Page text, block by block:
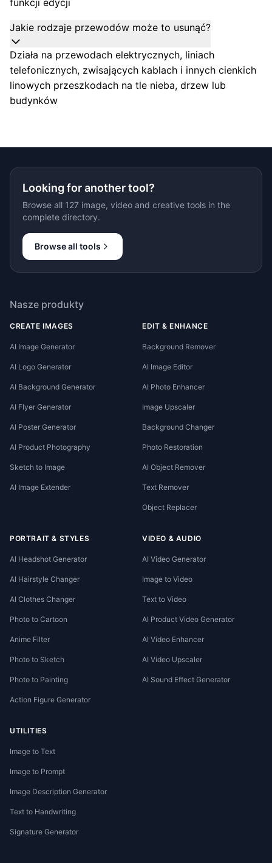
funkcji edycji
Jakie rodzaje przewodów może to usunąć?
Działa na przewodach elektrycznych, liniach
telefonicznych, zwisających kablach i innych cienkich
linowych przeszkodach na tle nieba, drzew lub
budynków
Looking for another tool?
Browse all 127 image, video and creative tools in the
complete directory.
Browse all tools
Nasze produkty
CREATE IMAGES
AI Image Generator
AI Logo Generator
AI Background Generator
AI Flyer Generator
AI Poster Generator
AI Product Photography
Sketch to Image
AI Image Extender
EDIT & ENHANCE
Background Remover
AI Image Editor
AI Photo Enhancer
Image Upscaler
Background Changer
Photo Restoration
AI Object Remover
Text Remover
Object Replacer
PORTRAIT & STYLES
AI Headshot Generator
AI Hairstyle Changer
AI Clothes Changer
Photo to Cartoon
Anime Filter
Photo to Sketch
Photo to Painting
Action Figure Generator
VIDEO & AUDIO
AI Video Generator
Image to Video
Text to Video
AI Product Video Generator
AI Video Enhancer
AI Video Upscaler
AI Sound Effect Generator
UTILITIES
Image to Text
Image to Prompt
Image Description Generator
Text to Handwriting
Signature Generator